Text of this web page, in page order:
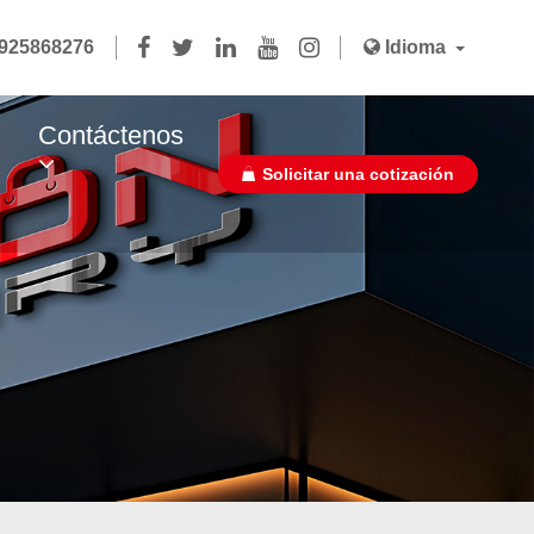
Idioma
Contáctenos
Solicitar una cotización